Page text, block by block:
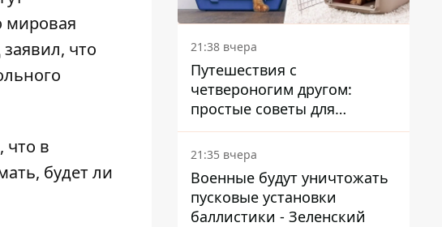
мировая
что
что в
будет ли
21:38 вчера
Путешествия с
четвероногим другом:
простые советы для
поездок с животными
21:35 вчера
Военные будут уничтожать
пусковые установки
баллистики - Зеленский